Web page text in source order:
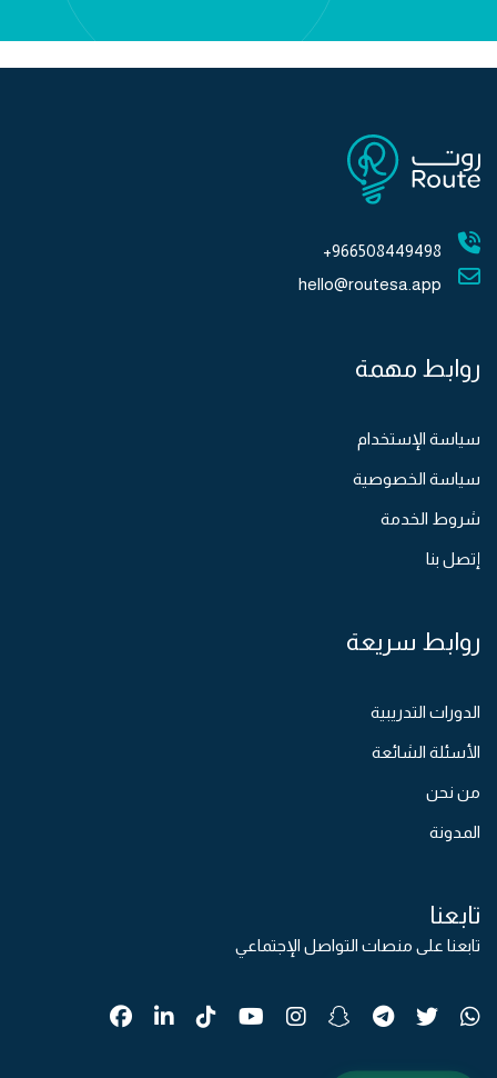
966508449498+
hello@routesa.app
روابط مهمة
سياسة الإستخدام
سياسة الخصوصية
شروط الخدمة
إتصل بنا
روابط سريعة
الدورات التدريبية
الأسئلة الشائعة
من نحن
المدونة
تابعنا
تابعنا على منصات التواصل الإجتماعي